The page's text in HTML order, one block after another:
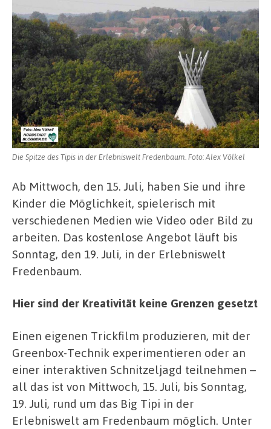
für
junge
Leute
–
digitale
Kreativtage
am
Big
Tipi
in
Erlebniswelt
Fredenbaum
Die Spitze des Tipis in der Erlebniswelt Fredenbaum. Foto: Alex Völkel
Ab Mittwoch, den 15. Juli, haben Sie und ihre
Kinder die Möglichkeit, spielerisch mit
verschiedenen Medien wie Video oder Bild zu
arbeiten. Das kostenlose Angebot läuft bis
Sonntag, den 19. Juli, in der Erlebniswelt
Fredenbaum.
Hier sind der Kreativität keine Grenzen gesetzt
Einen eigenen Trickfilm produzieren, mit der
Greenbox-Technik experimentieren oder an
einer interaktiven Schnitzeljagd teilnehmen –
all das ist von Mittwoch, 15. Juli, bis Sonntag,
19. Juli, rund um das Big Tipi in der
Erlebniswelt am Fredenbaum möglich. Unter